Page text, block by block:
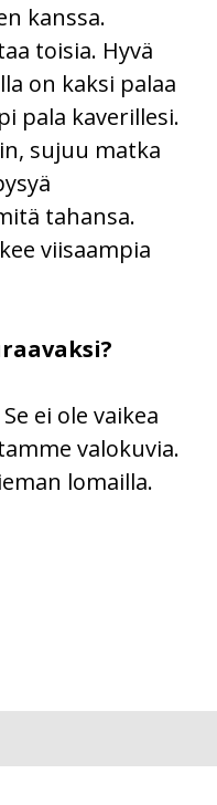
kanssa.
toisia. Hyvä
on kaksi palaa
pala kaverillesi.
sujuu matka
tahansa.
viisaampia
ei ole vaikea
valokuvia.
lomailla.